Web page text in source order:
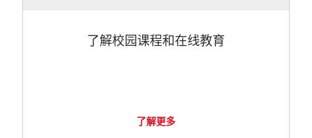
了解校园课程和在线教育
了解更多